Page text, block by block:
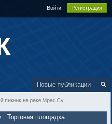
Войти Регистрация
Новые публикации
пикник на реке Мрас Су
Торговая площадка